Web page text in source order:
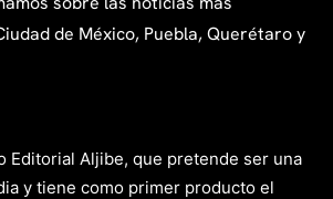
de México, Puebla, Querétaro y
Editorial Aljibe, que pretende ser una
y tiene como primer producto el